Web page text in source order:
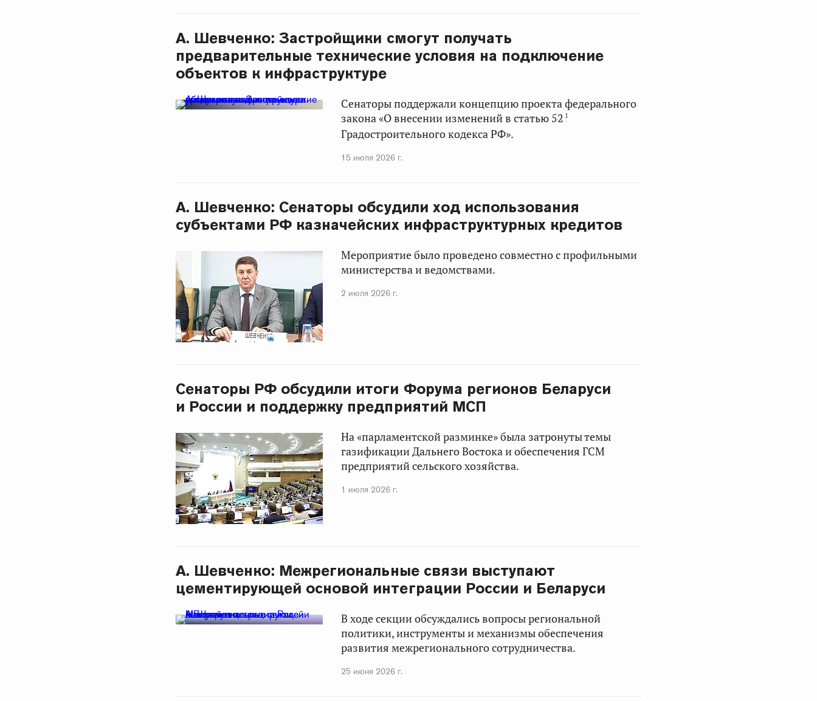
А. Шевченко: Застройщики смогут получать
предварительные технические условия на подключение
объектов к инфраструктуре
Сенаторы поддержали концепцию проекта федерального
закона «О внесении изменений в статью 52 1
Градостроительного кодекса РФ».
15 июля 2026 г.
А. Шевченко: Сенаторы обсудили ход использования
субъектами РФ казначейских инфраструктурных кредитов
Мероприятие было проведено совместно с профильными
министерства и ведомствами.
2 июля 2026 г.
Сенаторы РФ обсудили итоги Форума регионов Беларуси
и России и поддержку предприятий МСП
На «парламентской разминке» была затронуты темы
газификации Дальнего Востока и обеспечения ГСМ
предприятий сельского хозяйства.
1 июля 2026 г.
А. Шевченко: Межрегиональные связи выступают
цементирующей основой интеграции России и Беларуси
В ходе секции обсуждались вопросы региональной
политики, инструменты и механизмы обеспечения
развития межрегионального сотрудничества.
25 июня 2026 г.